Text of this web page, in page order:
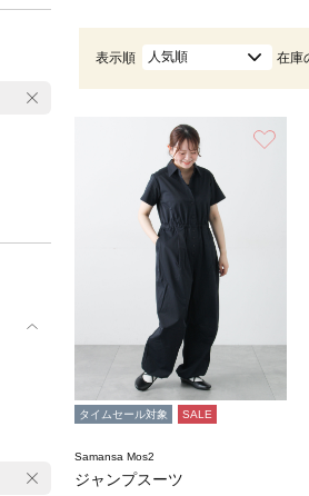
表示順 人気順 在庫
タイムセール対象 SALE
Samansa Mos2
ジャンプスーツ